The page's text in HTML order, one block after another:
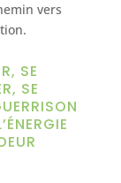
vers
SE
SE